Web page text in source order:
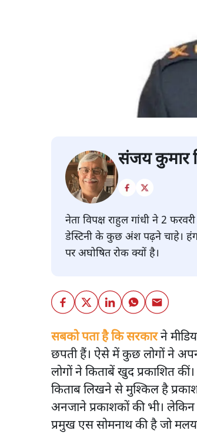
संजय कुमार
नेता विपक्ष राहुल गांधी ने 2
डेस्टिनी के कुछ अंश पढ़ने चाहे।
पर अघोषित रोक क्यों है।
सबको पता है कि सरकारने
छपती हैं। ऐसे में कुछ लोगों ने
लोगों ने किताबें खुद प्रकाशित
किताब लिखने से मुश्किल है
अनजाने प्रकाशकों की भी।
प्रमुख एस सोमनाथ की है जो